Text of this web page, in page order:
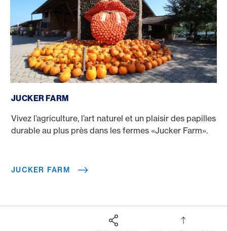
JUCKER FARM
Vivez l’agriculture, l’art naturel et un plaisir des papilles
durable au plus près dans les fermes «Jucker Farm».
JUCKER FARM